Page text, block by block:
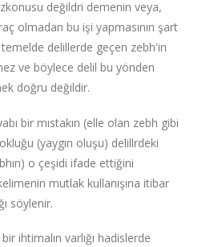
değildri demenin veya,
olmadan bu işi yapmasının şart
delillerde geçen zebh'in
ve böylece delil bu yönden
doğru değildir.
bir mıstakın (elle olan zebh gibi
(yaygın oluşu) delillrdeki
o çeşidi ifade ettiğini
mutlak kullanışına itibar
söylenir.
ihtimalın varlığı hadislerde